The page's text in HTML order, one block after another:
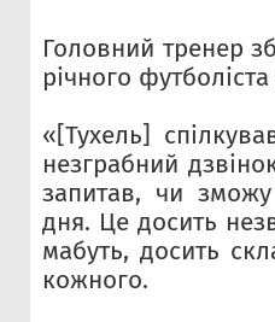
Головний тренер
річного
«[Тухель]
незграбний
запитав, чи
дня. Це досить
мабуть, досить
кожного.